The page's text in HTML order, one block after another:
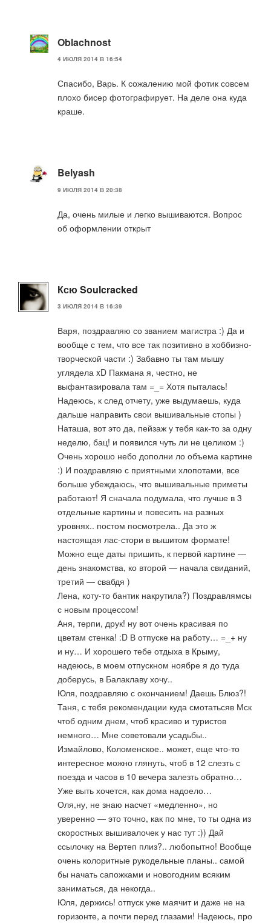
Oblachnost
4 ИЮЛЯ 2014 В 16:54
Спасибо, Варь. К сожалению мой фотик совсем
плохо бисер фотографирует. На деле она куда
краше.
Belyash
9 ИЮЛЯ 2014 В 20:38
Да, очень милые и легко вышиваются. Вопрос
об оформлении открыт
Ксю Soulcracked
3 ИЮЛЯ 2014 В 16:39
Варя, поздравляю со званием магистра :) Да и
вообще с тем, что все так позитивно в хоббизно-
творческой части :) Забавно ты там мышу
углядела xD Пакмана я, честно, не
выфантазировала там =_= Хотя пыталась!
Надеюсь, к след отчету, уже выдумаешь, куда
дальше направить свои вышивальные стопы )
Наташа, вот это да, пейзаж у тебя как-то за одну
неделю, бац! и появился чуть ли не целиком :)
Очень хорошо небо дополни ло объема картине
:) И поздравляю с приятными хлопотами, все
больше убеждаюсь, что вышивальные приметы
работают! Я сначала подумала, что лучше в 3
отдельные картины и повесить на разных
уровнях.. постом посмотрела.. Да это ж
настоящая лас-стори в вышитом формате!
Можно еще даты пришить, к первой картине —
день знакомства, ко второй — начала свиданий,
третий — свабдя )
Лена, коту-то бантик накрутила?) Поздравлямсы
с новым процессом!
Аня, терпи, друк! ну вот очень красивая по
цветам стенка! :D В отпуске на работу… =_+ ну
и ну… И хорошего тебе отдыха в Крыму,
надеюсь, в моем отпускном ноябре я до туда
доберусь, в Балаклаву хочу..
Юля, поздравляю с окончанием! Даешь Блюз?!
Таня, с тебя рекомендации куда смотатьсяв Мск
чтоб одним днем, чтоб красиво и туристов
немного… Мне советовали усадьбы..
Измайлово, Коломенское.. может, еще что-то
интересное можно глянуть, чтоб в 12 слезть с
поезда и часов в 10 вечера залезть обратно…
Уже выть хочется, как дома надоело…
Оля,ну, не знаю насчет «медленно», но
уверенно — это точно, как по мне, то ты одна из
скоростных вышивалочек у нас тут :)) Дай
ссылочку на Вертеп плиз?.. любопытно! Вообще
очень колоритные рукодельные планы.. самой
бы начать сапожками и новогодним всяким
заниматься, да некогда..
Юля, держись! отпуск уже маячит и даже не на
горизонте, а почти перед глазами! Надеюсь, про